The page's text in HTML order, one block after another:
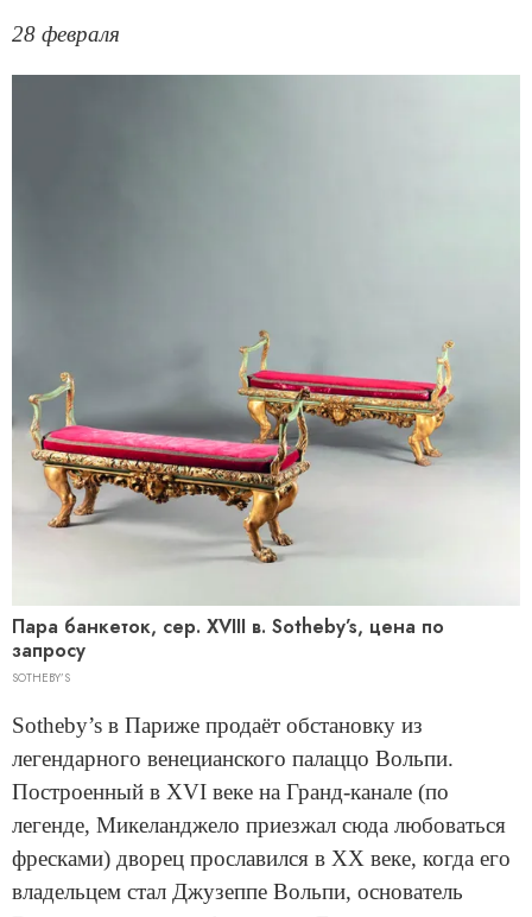
28 февраля
Пара банкеток, сер. XVIII в. Sotheby’s, цена по
запросу
SOTHEBY’S
Sotheby’s в Париже продаёт обстановку из
легендарного венецианского палаццо Вольпи.
Построенный в XVI веке на Гранд-канале (по
легенде, Микеланджело приезжал сюда любоваться
фресками) дворец прославился в ХХ веке, когда его
владельцем стал Джузеппе Вольпи, основатель